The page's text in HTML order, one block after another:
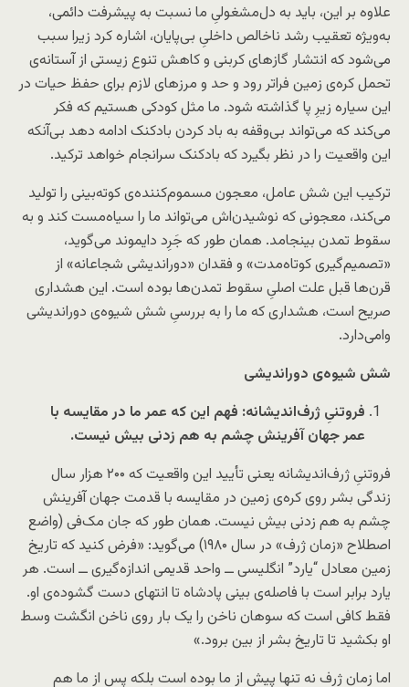
علاوه بر این، باید به دل‌مشغولیِ ما نسبت به پیشرفت دائمی،
به‌ویژه تعقیب رشد ناخالص داخلیِ بی‌پایان، اشاره کرد زیرا سبب
می‌شود که انتشار گازهای کربنی و کاهش تنوع زیستی از آستانه‌ی
تحمل کره‌ی زمین فراتر رود و حد و مرزهای لازم برای حفظ حیات در
این سیاره زیرِ پا گذاشته شود. ما مثل کودکی هستیم که فکر
می‌کند که می‌تواند بی‌وقفه به باد کردن بادکنک ادامه دهد بی‌آنکه
این واقعیت را در نظر بگیرد که بادکنک سرانجام خواهد ترکید.
ترکیب این شش عامل، معجون مسموم‌کننده‌ی کوته‌بینی‌ را تولید
می‌کند، معجونی که نوشیدن‌اش می‌تواند ما را سیاه‌مست کند و به
سقوط تمدن بینجامد. همان طور که جَرِد دایموند می‌گوید،
«تصمیم‌گیری کوتاه‌مدت» و فقدان «دوراندیشی شجاعانه» از
قرن‌ها قبل علت اصلیِ سقوط تمدن‌ها بوده است. این هشداری
صریح است، هشداری که ما را به بررسیِ شش شیوه‌ی دوراندیشی
وامی‌دارد.
شش شیوه‌ی دوراندیشی
فروتنیِ ژرف‌اندیشانه: فهم این که عمر ما در مقایسه با
عمر جهان آفرینش چشم به هم زدنی بیش نیست.
فروتنیِ ژرف‌اندیشانه یعنی تأیید این واقعیت که ۲۰۰ هزار سال
زندگی بشر روی کره‌ی زمین در مقایسه با قدمت جهان آفرینش
چشم به هم زدنی بیش نیست. همان طور که جان مک‌فی (واضع
اصطلاح «زمان ژرف» در سال ۱۹۸۰) می‌گوید: «فرض کنید که تاریخ
زمین معادل “یارد” انگلیسی ــ واحد قدیمی اندازه‌گیری ــ است. هر
یارد برابر است با فاصله‌ی بینی پادشاه تا انتهای دست گشوده‌ی او.
فقط کافی است که سوهان ناخن را یک بار روی ناخن انگشت وسط
او بکشید تا تاریخ بشر از بین برود.»
اما زمان ژرف نه تنها پیش از ما بوده است بلکه پس از ما هم